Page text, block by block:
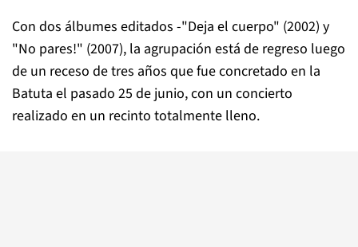
Con dos álbumes editados -"Deja el cuerpo" (2002) y
"No pares!" (2007), la agrupación está de regreso luego
de un receso de tres años que fue concretado en la
Batuta el pasado 25 de junio, con un concierto
realizado en un recinto totalmente lleno.